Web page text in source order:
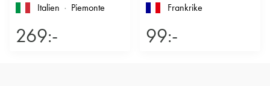
Italien
Piemonte
269:-
Frankrike
99:-